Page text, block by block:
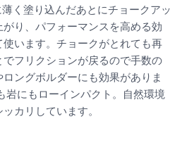
く塗り込んだあとにチョークアッ
り、パフォーマンスを高める効
います。チョークがとれても再
フリクションが戻るので手数の
ングボルダーにも効果がありま
岩にもローインパクト。自然環境
カリしています。